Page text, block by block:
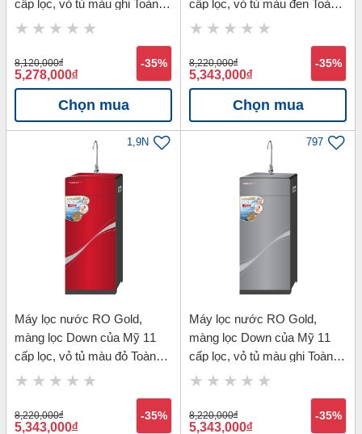
cấp lọc, vỏ tủ màu ghi Toàn
Mỹ TMK-71410G
8,120,000đ
5,278,000đ
-35%
Chọn mua
cấp lọc, vỏ tủ màu đen Toàn
Mỹ TMK-71411B
8,220,000đ
5,343,000đ
-35%
Chọn mua
1,9N
Máy lọc nước RO Gold,
màng lọc Down của Mỹ 11
cấp lọc, vỏ tủ màu đỏ Toàn
Mỹ TMK-71411R
8,220,000đ
5,343,000đ
-35%
797
Máy lọc nước RO Gold,
màng lọc Down của Mỹ 11
cấp lọc, vỏ tủ màu ghi Toàn
Mỹ TMK-71411G
8,220,000đ
5,343,000đ
-35%